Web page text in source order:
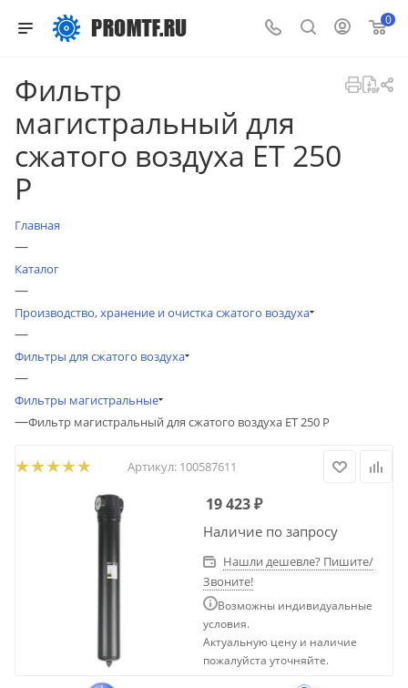
0
Фильтр
магистральный для
сжатого воздуха ET 250
P
Главная
—
Каталог
—
Производство, хранение и очистка сжатого воздуха
—
Фильтры для сжатого воздуха
—
Фильтры магистральные
—Фильтр магистральный для сжатого воздуха ET 250 P
Артикул: 100587611
19 423₽
Наличие по запросу
Нашли дешевле? Пишите/
Звоните!
Возможны индивидуальные
условия.
Актуальную цену и наличие
пожалуйста уточняйте.